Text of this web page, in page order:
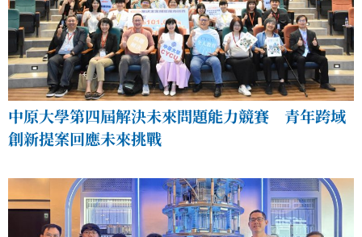
中原大學第四屆解決未來問題能力競賽 青年跨域
創新提案回應未來挑戰